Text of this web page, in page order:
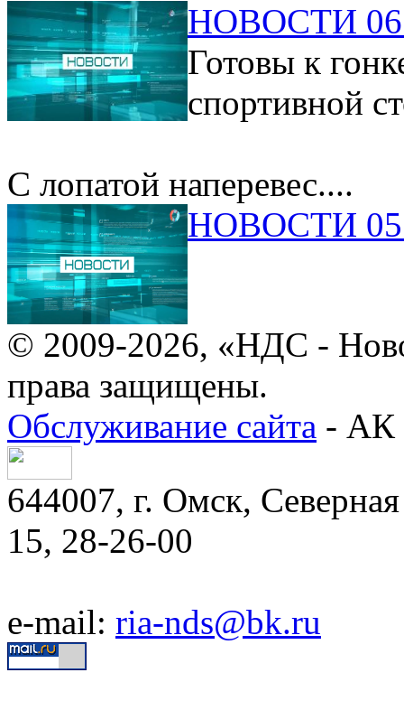
НОВОСТИ
Готовы к
спортивной
С лопатой наперевес....
НОВОСТИ
© 2009-2026, «НДС -
права защищены.
Обслуживание сайта - АК
644007, г. Омск,
15, 28-26-00
e-mail: ria-nds@bk.ru